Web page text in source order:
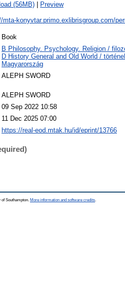
(56MB) Preview
mta-konyvtar.primo.exlibrisgroup.com/
Book
B Philosophy. Psychology. Religion /
D History General and Old World /
Magyarország
ALEPH SWORD
ALEPH SWORD
09 Sep 2022 10:58
11 Dec 2025 07:00
https://real-eod.mtak.hu/id/eprint/13766
Southampton. More information and software credits